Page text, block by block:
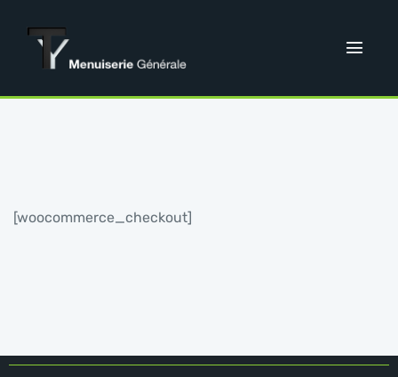
[woocommerce_checkout]